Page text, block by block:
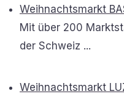
Weihnachtsmarkt
Mit über 200
der Schweiz ...
Weihnachtsmarkt